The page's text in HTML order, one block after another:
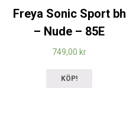
Freya Sonic Sport bh
– Nude – 85E
749,00 kr
KÖP!